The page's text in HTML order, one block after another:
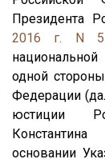
Президента
2016 г. N
одной
Федерации
юстиции
основании